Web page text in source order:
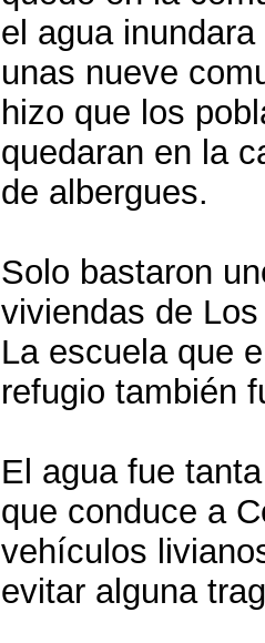
el agua
unas nueve
hizo que los
quedaran en la
de albergues.
Solo bastaron
viviendas de
La escuela que
refugio también
El agua fue
que conduce a
vehículos
evitar alguna